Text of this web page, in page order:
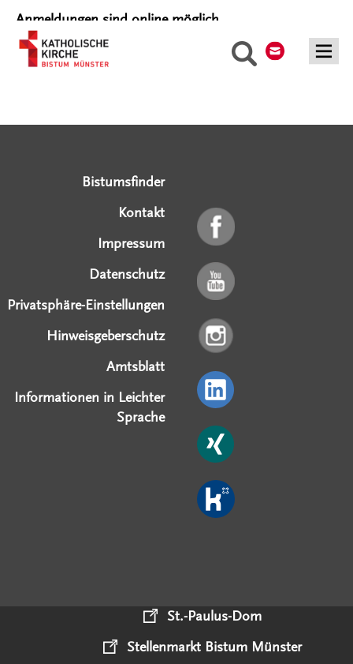
Suche
Anmeldungen sind online möglich.
Bistumsfinder
Kontakt
Impressum
Datenschutz
Privatsphäre-Einstellungen
Hinweisgeberschutz
Amtsblatt
Informationen in Leichter
Sprache
St.-Paulus-Dom
Stellenmarkt Bistum Münster